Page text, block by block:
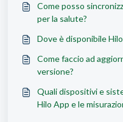
Come posso
per la salute?
Dove è disponibile
Come faccio ad
versione?
Quali dispositivi e
Hilo App e le